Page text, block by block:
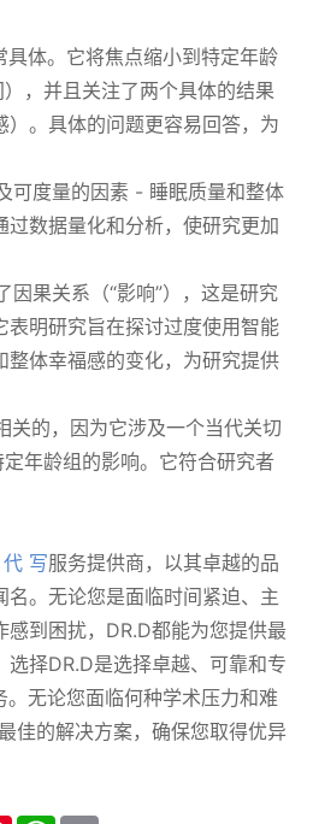
具体。它将焦点缩小到特定年龄
，并且关注了两个具体的结果
）。具体的问题更容易回答，为
可度量的因素 - 睡眠质量和整体
过数据量化和分析，使研究更加
因果关系（“影响”），这是研究
表明研究旨在探讨过度使用智能
整体幸福感的变化，为研究提供
关的，因为它涉及一个当代关切
年龄组的影响。它符合研究者
写服务提供商，以其卓越的品
名。无论您是面临时间紧迫、主
感到困扰，DR.D都能为您提供最
选择DR.D是选择卓越、可靠和专
。无论您面临何种学术压力和难
佳的解决方案，确保您取得优异